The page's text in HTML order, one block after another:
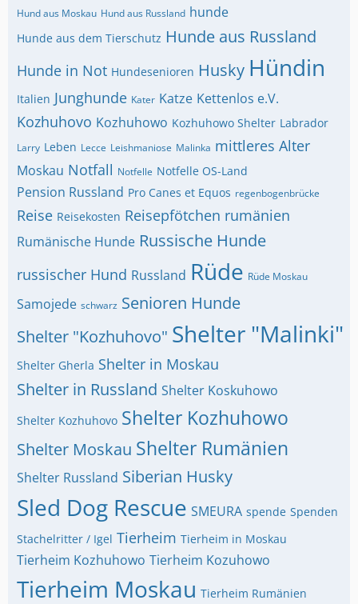
Hund aus Moskau Hund aus Russland hunde
Hunde aus dem Tierschutz Hunde aus Russland
Hunde in Not Hundesenioren Husky Hündin
Italien Junghunde Kater Katze Kettenlos e.V.
Kozhuhovo Kozhuhowo Kozhuhowo Shelter Labrador
Larry Leben Lecce Leishmaniose Malinka mittleres Alter
Moskau Notfall Notfelle Notfelle OS-Land
Pension Russland Pro Canes et Equos regenbogenbrücke
Reise Reisekosten Reisepfötchen rumänien
Rumänische Hunde Russische Hunde
russischer Hund Russland Rüde Rüde Moskau
Samojede schwarz Senioren Hunde
Shelter "Kozhuhovo" Shelter "Malinki"
Shelter Gherla Shelter in Moskau
Shelter in Russland Shelter Koskuhowo
Shelter Kozhuhovo Shelter Kozhuhowo
Shelter Moskau Shelter Rumänien
Shelter Russland Siberian Husky
Sled Dog Rescue SMEURA spende Spenden
Stachelritter / Igel Tierheim Tierheim in Moskau
Tierheim Kozhuhowo Tierheim Kozuhowo
Tierheim Moskau Tierheim Rumänien